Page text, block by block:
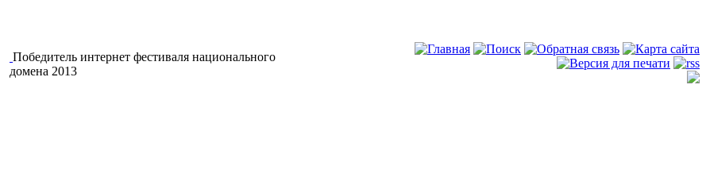
Победитель интернет фестиваля национального
домена 2013